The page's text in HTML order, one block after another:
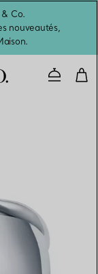
Co.
nouveautés,